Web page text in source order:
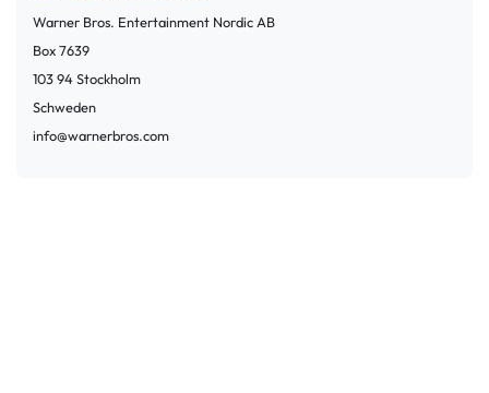
Warner Bros. Entertainment Nordic AB
Box7639
103 94Stockholm
Schweden
info@warnerbros.com